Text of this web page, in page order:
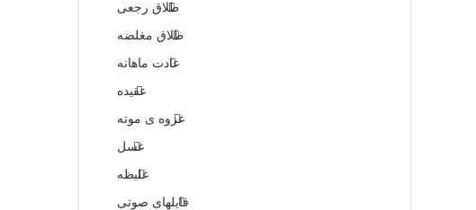
طلاق رجعی
طلاق مغلضه
عادت ماهانه
عقیده
غزوه ی موته
غسل
غلیظه
فایلهای صوتی